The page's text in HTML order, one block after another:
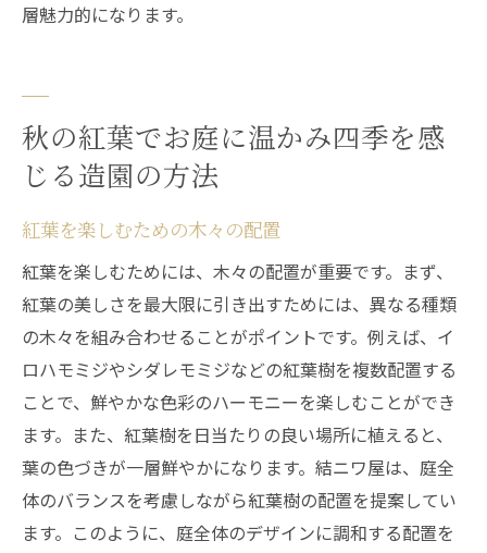
層魅力的になります。
秋の紅葉でお庭に温かみ四季を感
じる造園の方法
紅葉を楽しむための木々の配置
紅葉を楽しむためには、木々の配置が重要です。まず、
紅葉の美しさを最大限に引き出すためには、異なる種類
の木々を組み合わせることがポイントです。例えば、イ
ロハモミジやシダレモミジなどの紅葉樹を複数配置する
ことで、鮮やかな色彩のハーモニーを楽しむことができ
ます。また、紅葉樹を日当たりの良い場所に植えると、
葉の色づきが一層鮮やかになります。結ニワ屋は、庭全
体のバランスを考慮しながら紅葉樹の配置を提案してい
ます。このように、庭全体のデザインに調和する配置を